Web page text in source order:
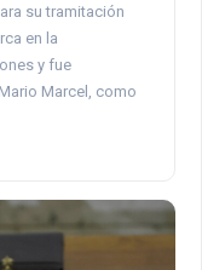
su tramitación
en la
y fue
Marcel, como